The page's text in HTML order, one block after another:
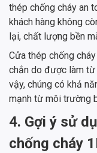
thép chống cháy an
khách hàng không
lại, chất lượng bền
Cửa thép chống
chắn do được làm
vậy, chúng có khả
mạnh từ môi trường
4. Gợi ý sử
chống cháy